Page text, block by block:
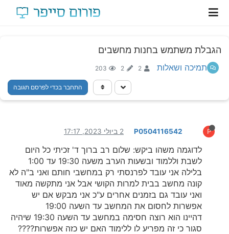
הגבלת משתמש בחנות מחשבים
תמיכה ושאלות 2
2
203
התחבר בכדי לפרסם תגובה
P
P0504116542 2 ביולי 2023, 17:17
לדוגמה משהו ביקש: שלום רב ברוך ד' זכיתי כל היום
לשבת וללמוד ובשעות הערב משעה 19:30 עד 1:00
בלילה אני עובד לפרנסתי רק במחשבי חותם ואני ב"ה לא
קונה מחשב בבית למרות הקושי אבל אני מתקשה מאוד
ואני עובד גם בזמנים אחרים ע"כ אני מבקש אם יש
אפשרות לחסום את המחשב עד השעה 19:00
דהיינו הוא רוצה חסימה במחשב עד השעה 19:30 שיהיה
סגור כי זה מפריע לו ללימוד האם יש כזה אפשרות????